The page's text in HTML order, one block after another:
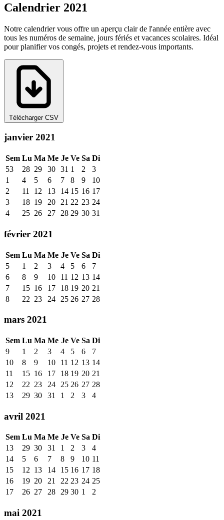
Calendrier 2021
Notre calendrier vous offre un aperçu clair de l'année entière avec
tous les numéros de semaine, jours fériés et vacances scolaires. Idéal
pour planifier vos congés, projets et rendez-vous importants.
Télécharger CSV
janvier 2021
Sem Lu Ma Me Je Ve Sa Di
53
28 29 30 31 1 2
3
1
4 5 6 7 8 9
10
2
11 12 13 14 15 16 17
3
18 19 20 21 22 23 24
4
25 26 27 28 29 30 31
février 2021
Sem Lu Ma Me Je Ve Sa Di
5
1 2 3 4 5 6
7
6
8 9 10 11 12 13 14
7
15 16 17 18 19 20 21
8
22 23 24 25 26 27 28
mars 2021
Sem Lu Ma Me Je Ve Sa Di
9
1 2 3 4 5 6
7
10
8 9 10 11 12 13 14
11
15 16 17 18 19 20 21
12
22 23 24 25 26 27 28
13
29 30 31 1 2 3 4
avril 2021
Sem Lu Ma Me Je Ve Sa Di
13
29 30 31 1 2 3
4
14
5 6 7 8 9 10 11
15
12 13 14 15 16 17 18
16
19 20 21 22 23 24 25
17
26 27 28 29 30 1 2
mai 2021